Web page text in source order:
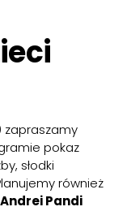
zapraszamy
pokaz
słodki
również
Andrei Pandi